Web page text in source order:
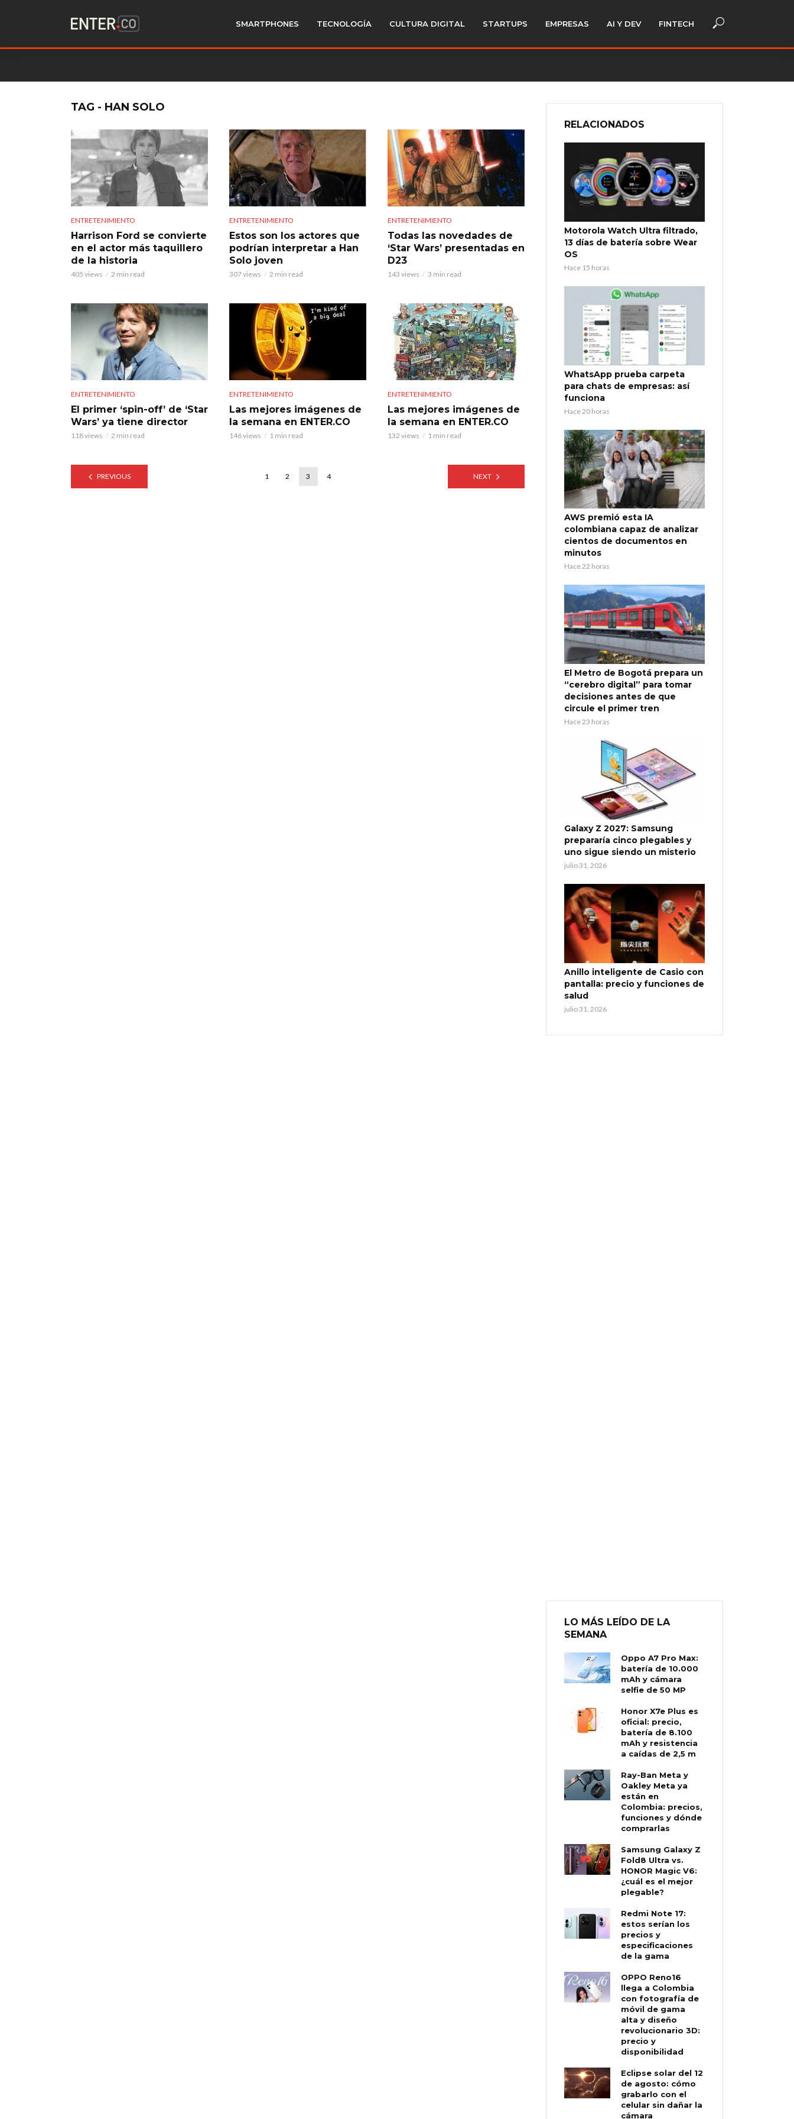
SMARTPHONES TECNOLOGÍA CULTURA DIGITAL STARTUPS EMPRESAS AI Y DEV FINTECH
TAG - HAN SOLO
ENTRETENIMIENTO
Harrison Ford se convierte
en el actor más taquillero
de la historia
405 views 2 min read
ENTRETENIMIENTO
Estos son los actores que
podrían interpretar a Han
Solo joven
307 views 2 min read
ENTRETENIMIENTO
Todas las novedades de
‘Star Wars’ presentadas en
D23
143 views 3 min read
ENTRETENIMIENTO
El primer ‘spin-off’ de ‘Star
Wars’ ya tiene director
118 views 2 min read
ENTRETENIMIENTO
Las mejores imágenes de
la semana en ENTER.CO
146 views 1 min read
ENTRETENIMIENTO
Las mejores imágenes de
la semana en ENTER.CO
132 views 1 min read
PREVIOUS 1 2 3 4 NEXT
RELACIONADOS
Motorola Watch Ultra filtrado,
13 días de batería sobre Wear
OS
Hace 15 horas
WhatsApp prueba carpeta
para chats de empresas: así
funciona
Hace 20 horas
AWS premió esta IA
colombiana capaz de analizar
cientos de documentos en
minutos
Hace 22 horas
El Metro de Bogotá prepara un
“cerebro digital” para tomar
decisiones antes de que
circule el primer tren
Hace 23 horas
Galaxy Z 2027: Samsung
prepararía cinco plegables y
uno sigue siendo un misterio
julio 31, 2026
Anillo inteligente de Casio con
pantalla: precio y funciones de
salud
julio 31, 2026
LO MÁS LEÍDO DE LA
SEMANA
Oppo A7 Pro Max:
batería de 10.000
mAh y cámara
selfie de 50 MP
Honor X7e Plus es
oficial: precio,
batería de 8.100
mAh y resistencia
a caídas de 2,5 m
Ray-Ban Meta y
Oakley Meta ya
están en
Colombia: precios,
funciones y dónde
comprarlas
Samsung Galaxy Z
Fold8 Ultra vs.
HONOR Magic V6:
¿cuál es el mejor
plegable?
Redmi Note 17:
estos serían los
precios y
especificaciones
de la gama
OPPO Reno16
llega a Colombia
con fotografía de
móvil de gama
alta y diseño
revolucionario 3D:
precio y
disponibilidad
Eclipse solar del 12
de agosto: cómo
grabarlo con el
celular sin dañar la
cámara